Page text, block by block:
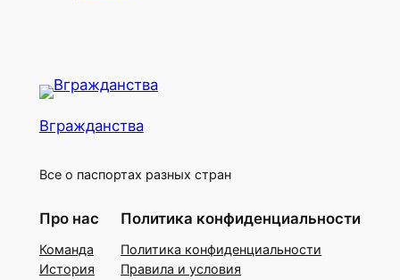
Вгражданства
Все о паспортах разных стран
Про нас
Команда
История
Политика конфиденциальности
Политика конфиденциальности
Правила и условия